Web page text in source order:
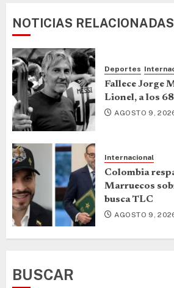
NOTICIAS RELACIONADAS
Deportes
Fallece Jorge
Lionel, a los
AGOSTO 9,
Internacional
Colombia
Marruecos
busca TLC
AGOSTO 9,
BUSCAR